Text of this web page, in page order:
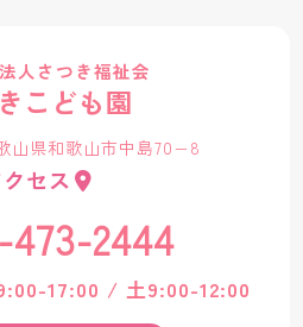
人さつき福祉会
こども園
山県和歌山市中島70−8
セス
473-2444
17:00 / 土9:00-12:00